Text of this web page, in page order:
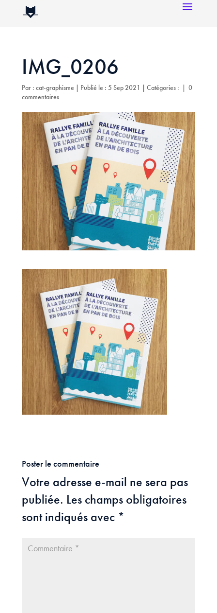
IMG_0206
Par : cat-graphisme | Publié le : 5 Sep 2021 | Catégories : | 0
commentaires
Poster le commentaire
Votre adresse e-mail ne sera pas
publiée. Les champs obligatoires
sont indiqués avec *